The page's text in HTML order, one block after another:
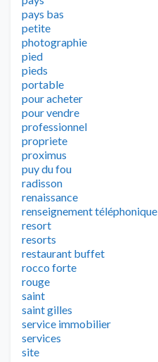
pays bas
petite
photographie
pied
pieds
portable
pour acheter
pour vendre
professionnel
propriete
proximus
puy du fou
radisson
renaissance
renseignement téléphonique
resort
resorts
restaurant buffet
rocco forte
rouge
saint
saint gilles
service immobilier
services
site